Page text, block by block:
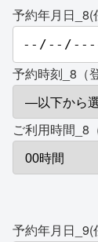
予約年月日_8(
予約時刻_8（
ご利用時間_8
予約年月日_9(